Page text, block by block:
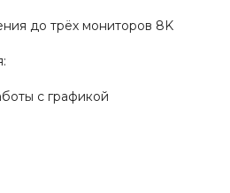
до трёх мониторов 8K
с графикой